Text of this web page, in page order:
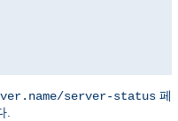
server-status 페
.